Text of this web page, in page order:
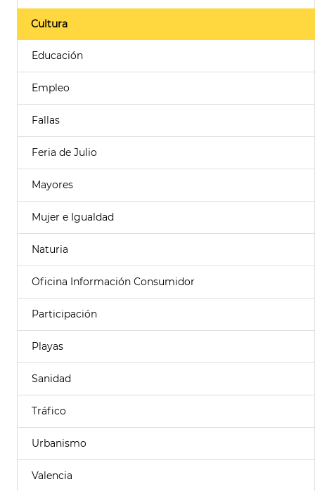
Cultura
Educación
Empleo
Fallas
Feria de Julio
Mayores
Mujer e Igualdad
Naturia
Oficina Información Consumidor
Participación
Playas
Sanidad
Tráfico
Urbanismo
Valencia